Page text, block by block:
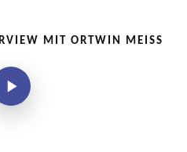
MIT ORTWIN MEISS